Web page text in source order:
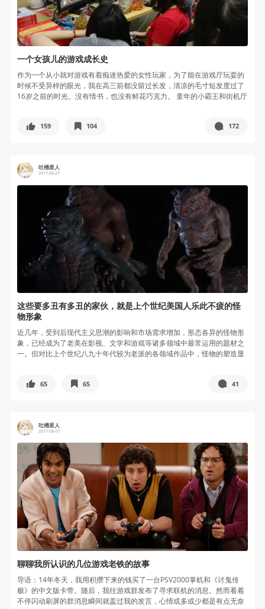
一个女孩儿的游戏成长史
作为一个从小就对游戏有着痴迷热爱的女性玩家，为了能在游戏厅玩耍的
时候不受异样的眼光，我在高三前都没留过长发，清凉的毛寸短发度过了
16岁之前的时光。没有情书，也没有鲜花巧克力。 童年的小霸王和街机厅
159 104 172
吐槽星人
2017-08-27
这些要多丑有多丑的家伙，就是上个世纪美国人乐此不疲的怪
物形象
近几年，受到后现代主义思潮的影响和市场需求增加，形态各异的怪物形
象，已经成为了老美在影视、文学和游戏等诸多领域中最常运用的题材之
一。但对比上个世纪八九十年代较为老派的各领域作品中，怪物的塑造显
65 65 41
吐槽星人
2017-08-07
聊聊我所认识的几位游戏老铁的故事
导语：14年冬天，我用积攒下来的钱买了一台PSV2000掌机和《讨鬼传
极》的中文版卡带。随后，我往游戏群发布了寻求联机的消息。然而看着
不停闪动刷屏的群消息瞬间就盖过我的发言，心情或多或少都是有点无奈